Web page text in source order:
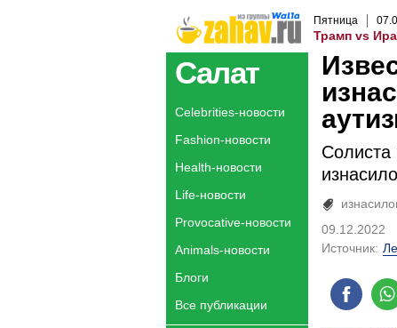
Пятница 07.
Трамп vs
Салат
Celebrities-новости
Fashion-новости
Health-новости
Life-новости
Provocative-новости
Animals-новости
Блоги
Все публикации
Солиста
09.12.2022
Источник: